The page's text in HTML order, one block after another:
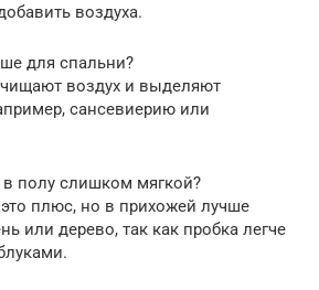
воздуха.
для спальни?
воздух и выделяют
сансевиерию или
в полу слишком мягкой?
плюс, но в прихожей лучше
или дерево, так как пробка легче